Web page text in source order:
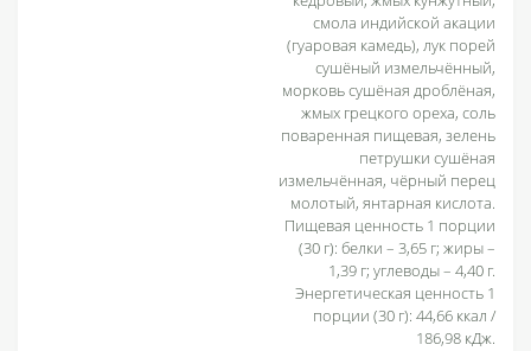
смола индийской акации
(гуаровая камедь), лук порей
сушёный измельчённый,
морковь сушёная дроблёная,
жмых грецкого ореха, соль
поваренная пищевая, зелень
петрушки сушёная
измельчённая, чёрный перец
молотый, янтарная кислота.
Пищевая ценность 1 порции
(30 г): белки – 3,65 г; жиры –
1,39 г; углеводы – 4,40 г.
Энергетическая ценность 1
порции (30 г): 44,66 ккал /
186,98 кДж.